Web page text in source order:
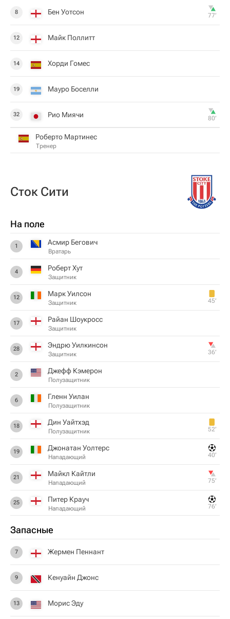
8 Бен Уотсон 77‎’‎
12 Майк Поллитт
14 Хорди Гомес
19 Мауро Боселли
32 Рио Миячи 80‎’‎
Роберто Мартинес
Тренер
Сток Сити
На поле
1 Асмир Бегович
Вратарь
4 Роберт Хут
Защитник
12 Марк Уилсон
Защитник 45‎’‎
17 Райан Шоукросс
Защитник
28 Эндрю Уилкинсон
Защитник 36‎’‎
2 Джефф Кэмерон
Полузащитник
6 Гленн Уилан
Полузащитник
18 Дин Уайтхэд
Полузащитник 52‎’‎
19 Джонатан Уолтерс
Нападающий 40‎’‎
21 Майкл Кайтли
Нападающий 75‎’‎
25 Питер Крауч
Нападающий 76‎’‎
Запасные
7 Жермен Пеннант
9 Кенуайн Джонс
13 Морис Эду